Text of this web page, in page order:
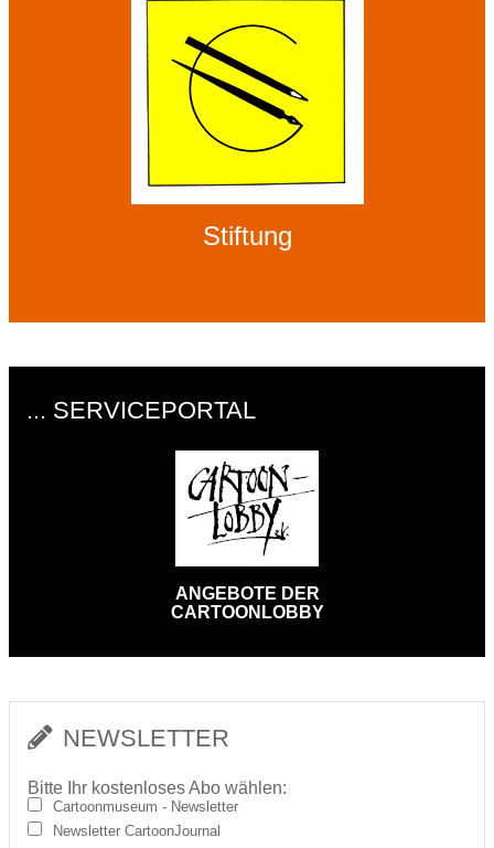
Stiftung
... SERVICEPORTAL
ANGEBOTE DER
CARTOONLOBBY
NEWSLETTER
Bitte Ihr kostenloses Abo wählen:
Cartoonmuseum - Newsletter
Newsletter CartoonJournal